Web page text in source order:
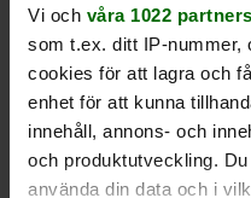
Vi och våra 1022 partners
som t.ex. ditt IP-nummer,
cookies för att lagra och
enhet för att kunna
innehåll, annons- och
och produktutveckling.
använda din data och i
Produktrecensioner